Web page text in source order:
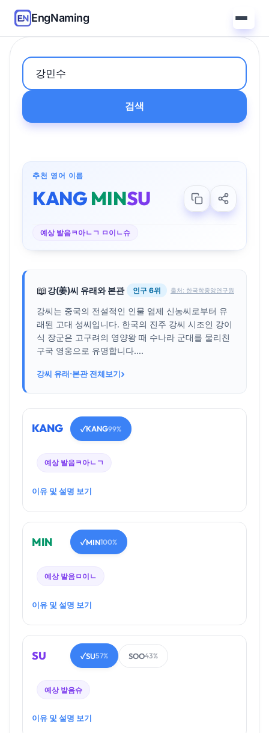
EngNaming
검색
추천 영어 이름
KANG MINSU
예상 발음ㅋ아ㄴㄱ ㅁ이ㄴ슈
📖강(姜)씨 유래와 본관 인구 6위 출처: 한국학중앙연구원
강씨는 중국의 전설적인 인물 염제 신농씨로부터 유
래된 고대 성씨입니다. 한국의 진주 강씨 시조인 강이
식 장군은 고구려의 영양왕 때 수나라 군대를 물리친
구국 영웅으로 유명합니다....
강씨 유래·본관 전체보기›
KANG ✓KANG99%
예상 발음ㅋ아ㄴㄱ
이유 및 설명 보기
MIN ✓MIN100%
예상 발음ㅁ이ㄴ
이유 및 설명 보기
SU ✓SU57% SOO43%
예상 발음슈
이유 및 설명 보기